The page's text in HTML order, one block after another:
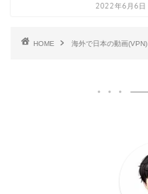
2022年6月6日
HOME 海外で日本の動画(VPN)